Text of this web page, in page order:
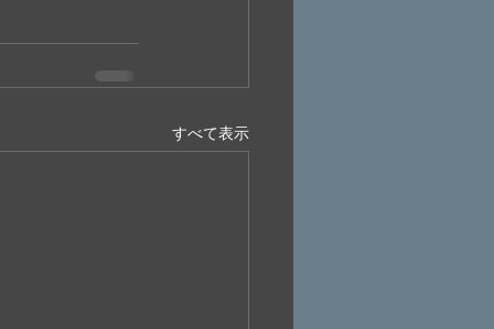
すべて表示